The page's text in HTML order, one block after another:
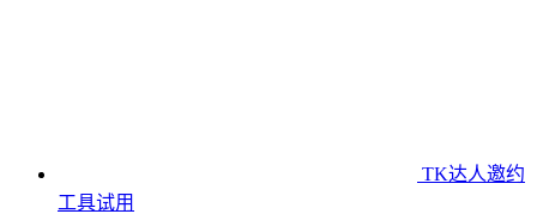
TK达人邀约
工具试用